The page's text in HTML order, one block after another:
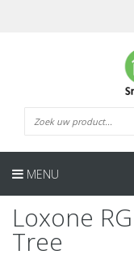
MENU
Loxone
Tree